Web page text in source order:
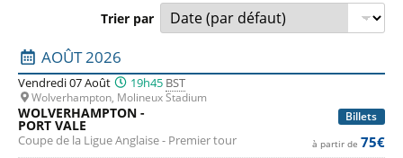
Trier par
Liste des prochains matchs : Wolverhampton.
AOÛT 2026
Vendredi 07 Août 19h45 BST
Wolverhampton, Molineux Stadium
Billets
WOLVERHAMPTON -
PORT VALE
Coupe de la Ligue Anglaise - Premier tour à partir de 75€